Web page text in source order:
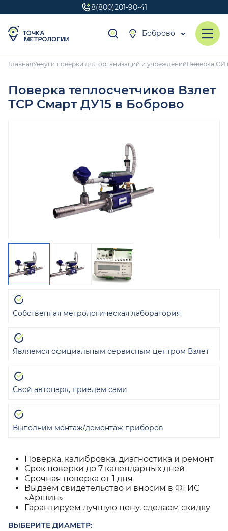
8(800)201-90-41
Боброво
ГлавнаяУслуги поверки для организаций и учрежденийПоверка СИ
Поверка теплосчетчиков Взлет
ТСР Смарт ДУ15 в Боброво
Поверка, калибровка, диагностика и ремонт
Срок поверки до 7 календарных дней
Срочная поверка от 1 дня
Выдаем свидетельство и вносим в ФГИС
«Аршин»
Гарантируем лучшую цену, сделаем скидку
ВЫБЕРИТЕ ДИАМЕТР:
Собственная метрологическая лаборатория
Являемся официальным сервисным центром Взлет
Свой автопарк, приедем сами
Выполним монтаж/демонтаж приборов